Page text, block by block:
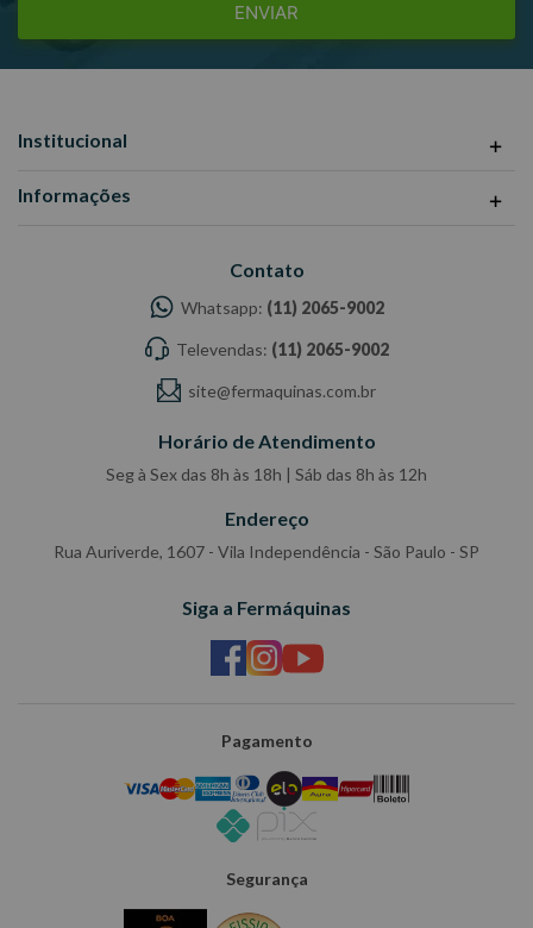
ENVIAR
Institucional
Informações
Contato
Whatsapp: (11) 2065-9002
Televendas: (11) 2065-9002
site@fermaquinas.com.br
Horário de Atendimento
Seg à Sex das 8h às 18h | Sáb das 8h às 12h
Endereço
Rua Auriverde, 1607 - Vila Independência - São Paulo - SP
Siga a Fermáquinas
Pagamento
Segurança